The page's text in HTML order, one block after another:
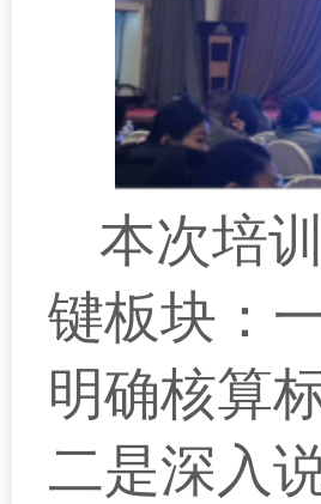
本次培
键板块：
明确核算
二是深入